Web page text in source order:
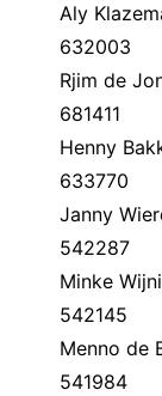
Aly
Rjim
Henny
Janny
Minke
Menno